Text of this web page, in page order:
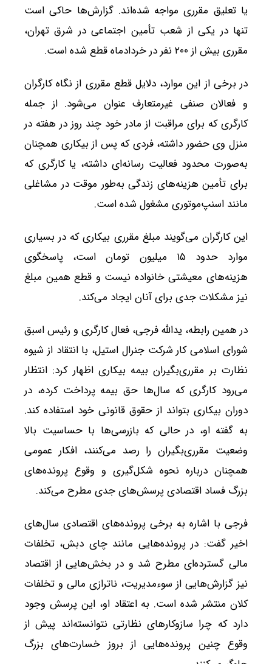
یا تعلیق مقرری مواجه شده‌اند. گزارش‌ها حاکی است
تنها در یکی از شعب تأمین اجتماعی در شرق تهران،
مقرری بیش از ۲۰۰ نفر در خردادماه قطع شده است.
در برخی از این موارد، دلایل قطع مقرری از نگاه کارگران
و فعالان صنفی غیرمتعارف عنوان می‌شود. از جمله
کارگری که برای مراقبت از مادر خود چند روز در هفته در
منزل وی حضور داشته، فردی که پس از بیکاری همچنان
به‌صورت محدود فعالیت رسانه‌ای داشته، یا کارگری که
برای تأمین هزینه‌های زندگی به‌طور موقت در مشاغلی
مانند اسنپ‌موتوری مشغول شده است.
این کارگران می‌گویند مبلغ مقرری بیکاری که در بسیاری
موارد حدود ۱۵ میلیون تومان است، پاسخگوی
هزینه‌های معیشتی خانواده نیست و قطع همین مبلغ
نیز مشکلات جدی برای آنان ایجاد می‌کند.
در همین رابطه، یدالله فرجی، فعال کارگری و رئیس اسبق
شورای اسلامی کار شرکت جنرال استیل، با انتقاد از شیوه
نظارت بر مقرری‌بگیران بیمه بیکاری اظهار کرد: انتظار
می‌رود کارگری که سال‌ها حق بیمه پرداخت کرده، در
دوران بیکاری بتواند از حقوق قانونی خود استفاده کند.
به گفته او، در حالی که بازرسی‌ها با حساسیت بالا
وضعیت مقرری‌بگیران را رصد می‌کنند، افکار عمومی
همچنان درباره نحوه شکل‌گیری و وقوع پرونده‌های
بزرگ فساد اقتصادی پرسش‌های جدی مطرح می‌کند.
فرجی با اشاره به برخی پرونده‌های اقتصادی سال‌های
اخیر گفت: در پرونده‌هایی مانند چای دبش، تخلفات
مالی گسترده‌ای مطرح شد و در بخش‌هایی از اقتصاد
نیز گزارش‌هایی از سوءمدیریت، ناترازی مالی و تخلفات
کلان منتشر شده است. به اعتقاد او، این پرسش وجود
دارد که چرا سازوکارهای نظارتی نتوانسته‌اند پیش از
وقوع چنین پرونده‌هایی از بروز خسارت‌های بزرگ